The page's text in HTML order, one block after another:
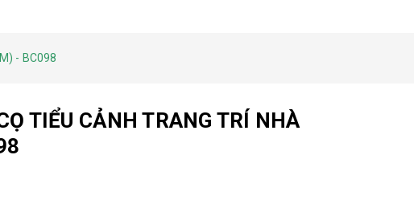
- BC098
TIỂU CẢNH TRANG TRÍ NHÀ